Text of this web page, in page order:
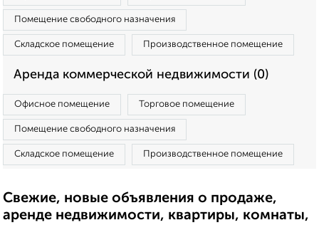
Помещение свободного назначения
Складское помещение Производственное помещение
Аренда коммерческой недвижимости (0)
Офисное помещение Торговое помещение
Помещение свободного назначения
Складское помещение Производственное помещение
Свежие, новые объявления о продаже,
аренде недвижимости, квартиры, комнаты,